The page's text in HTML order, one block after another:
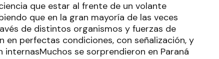
que estar al frente de un volante
que en la gran mayoría de las veces
de distintos organismos y fuerzas de
en perfectas condiciones, con señalización, y
se sorprendieron en Paraná